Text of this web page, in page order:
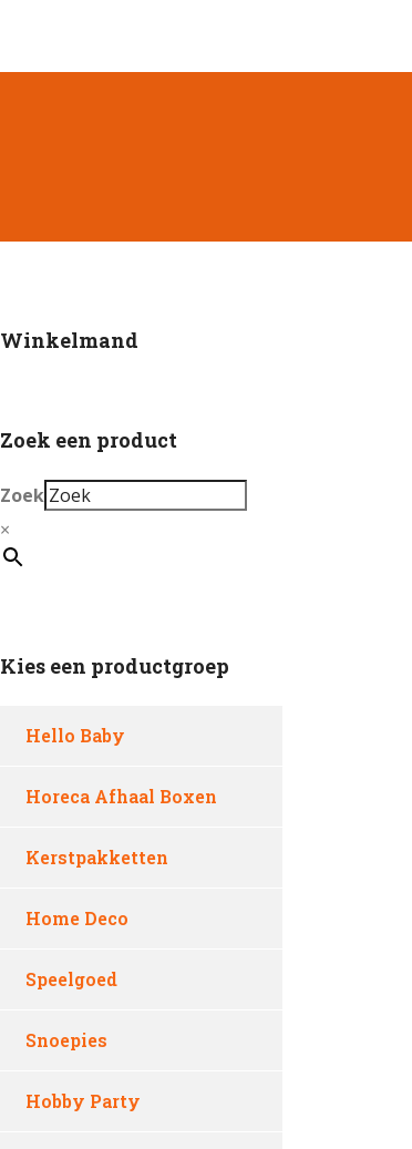
Winkelmand
Zoek een product
Zoek
×
Kies een productgroep
Hello Baby
Horeca Afhaal Boxen
Kerstpakketten
Home Deco
Speelgoed
Snoepies
Hobby Party